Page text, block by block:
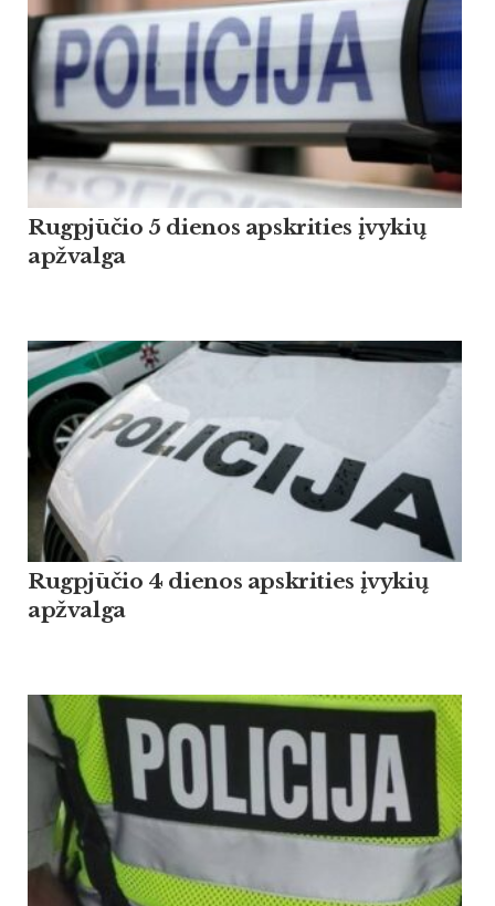
Rugpjūčio 5 dienos apskrities įvykių
apžvalga
Rugpjūčio 4 dienos apskrities įvykių
apžvalga